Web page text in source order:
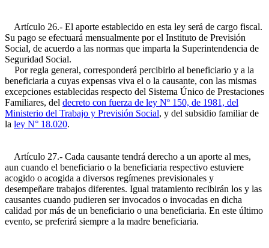
Artículo 26.- El aporte establecido en esta ley será de cargo fiscal.
Su pago se efectuará mensualmente por el Instituto de Previsión
Social, de acuerdo a las normas que imparta la Superintendencia de
Seguridad Social.
Por regla general, corresponderá percibirlo al beneficiario y a la
beneficiaria a cuyas expensas viva el o la causante, con las mismas
excepciones establecidas respecto del Sistema Único de Prestaciones
Familiares, del decreto con fuerza de ley Nº 150, de 1981, del
Ministerio del Trabajo y Previsión Social, y del subsidio familiar de
la ley N° 18.020.
Artículo 27.- Cada causante tendrá derecho a un aporte al mes,
aun cuando el beneficiario o la beneficiaria respectivo estuviere
acogido o acogida a diversos regímenes previsionales y
desempeñare trabajos diferentes. Igual tratamiento recibirán los y las
causantes cuando pudieren ser invocados o invocadas en dicha
calidad por más de un beneficiario o una beneficiaria. En este último
evento, se preferirá siempre a la madre beneficiaria.